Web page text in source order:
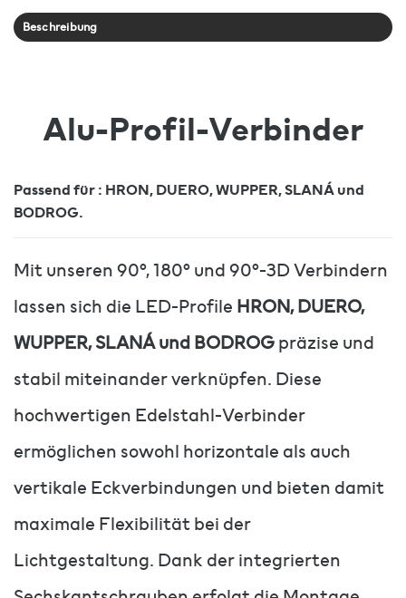
Beschreibung
Alu-Profil-Verbinder
Passend für : HRON, DUERO, WUPPER, SLANÁ und
BODROG.
Mit unseren 90°, 180° und 90°-3D Verbindern
lassen sich die LED-Profile HRON, DUERO,
WUPPER, SLANÁ und BODROGpräzise und
stabil miteinander verknüpfen. Diese
hochwertigen Edelstahl-Verbinder
ermöglichen sowohl horizontale als auch
vertikale Eckverbindungen und bieten damit
maximale Flexibilität bei der
Lichtgestaltung. Dank der integrierten